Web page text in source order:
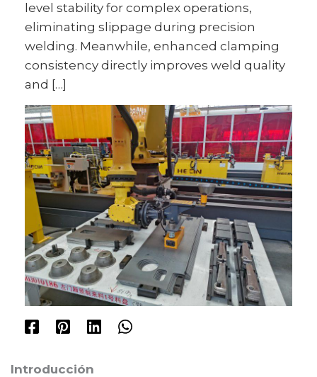
level stability for complex operations,
eliminating slippage during precision
welding. Meanwhile, enhanced clamping
consistency directly improves weld quality
and […]
Introducción